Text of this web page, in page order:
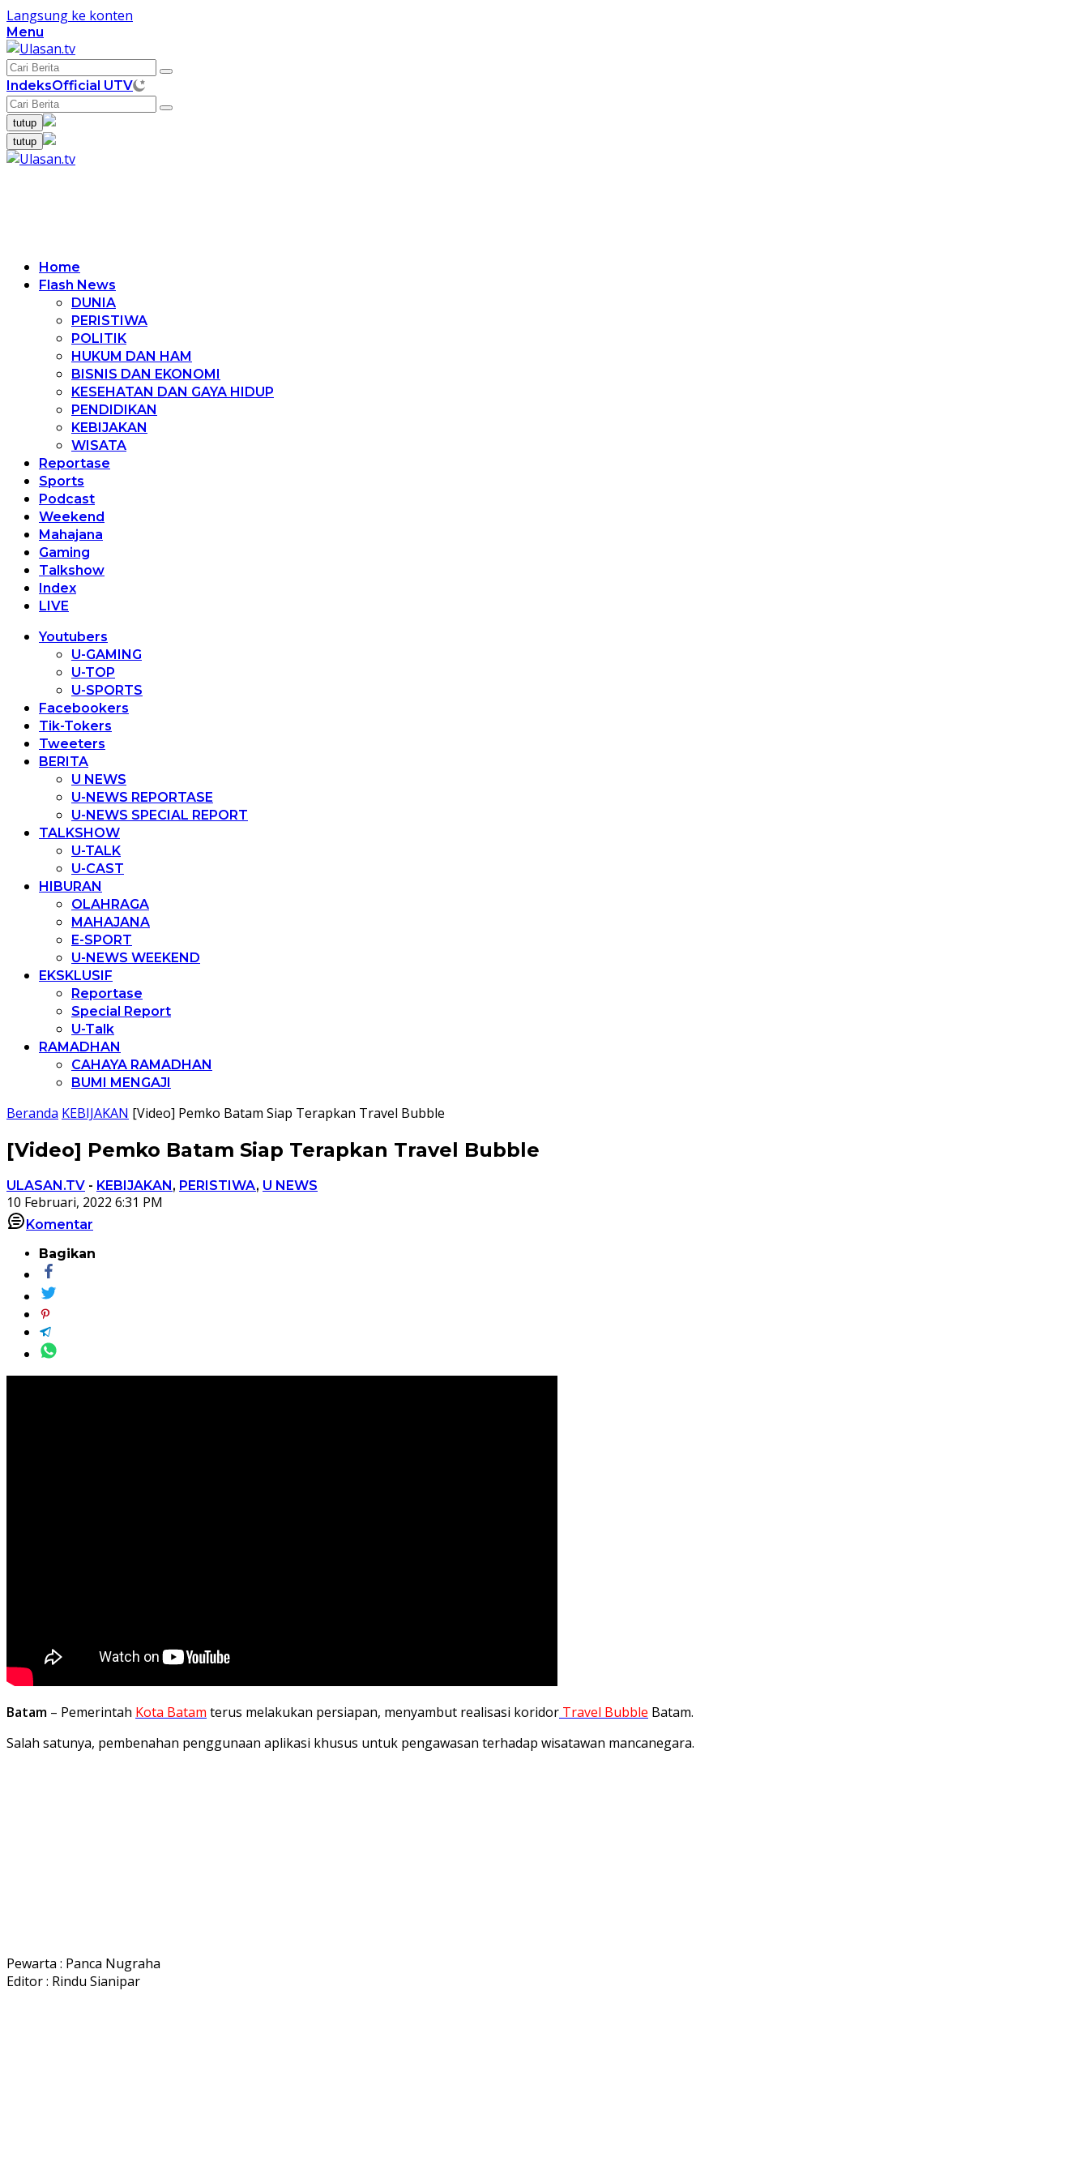
Langsung ke konten
Menu
IndeksOfficial UTV
tutup
tutup
Home
Flash News
DUNIA
PERISTIWA
POLITIK
HUKUM DAN HAM
BISNIS DAN EKONOMI
KESEHATAN DAN GAYA HIDUP
PENDIDIKAN
KEBIJAKAN
WISATA
Reportase
Sports
Podcast
Weekend
Mahajana
Gaming
Talkshow
Index
LIVE
Youtubers
U-GAMING
U-TOP
U-SPORTS
Facebookers
Tik-Tokers
Tweeters
BERITA
U NEWS
U-NEWS REPORTASE
U-NEWS SPECIAL REPORT
TALKSHOW
U-TALK
U-CAST
HIBURAN
OLAHRAGA
MAHAJANA
E-SPORT
U-NEWS WEEKEND
EKSKLUSIF
Reportase
Special Report
U-Talk
RAMADHAN
CAHAYA RAMADHAN
BUMI MENGAJI
Beranda KEBIJAKAN [Video] Pemko Batam Siap Terapkan Travel Bubble
[Video] Pemko Batam Siap Terapkan Travel Bubble
ULASAN.TV - KEBIJAKAN, PERISTIWA, U NEWS
10 Februari, 2022 6:31 PM
Komentar
Bagikan
Batam – Pemerintah Kota Batam terus melakukan persiapan, menyambut realisasi koridor Travel Bubble Batam.
Salah satunya, pembenahan penggunaan aplikasi khusus untuk pengawasan terhadap wisatawan mancanegara.
Pewarta : Panca Nugraha
Editor : Rindu Sianipar